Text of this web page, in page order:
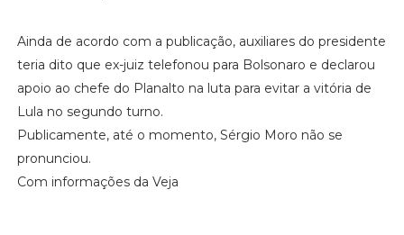
Ainda de acordo com a publicação, auxiliares do presidente
teria dito que ex-juiz telefonou para Bolsonaro e declarou
apoio ao chefe do Planalto na luta para evitar a vitória de
Lula no segundo turno.
Publicamente, até o momento, Sérgio Moro não se
pronunciou.
Com informações da Veja